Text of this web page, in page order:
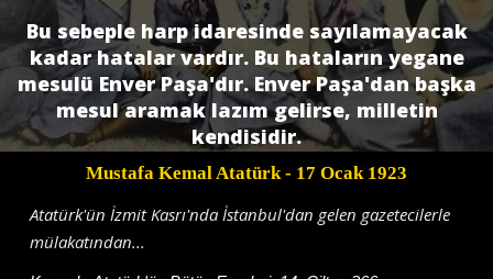
Bu sebeple harp idaresinde sayılamayacak
kadar hatalar vardır. Bu hataların yegane
mesulü Enver Paşa'dır. Enver Paşa'dan başka
mesul aramak lazım gelirse, milletin
kendisidir.
Mustafa Kemal Atatürk- 17 Ocak 1923
Atatürk'ün İzmit Kasrı'nda İstanbul'dan gelen gazetecilerle
mülakatından...